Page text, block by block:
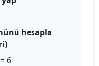
hesapla
6